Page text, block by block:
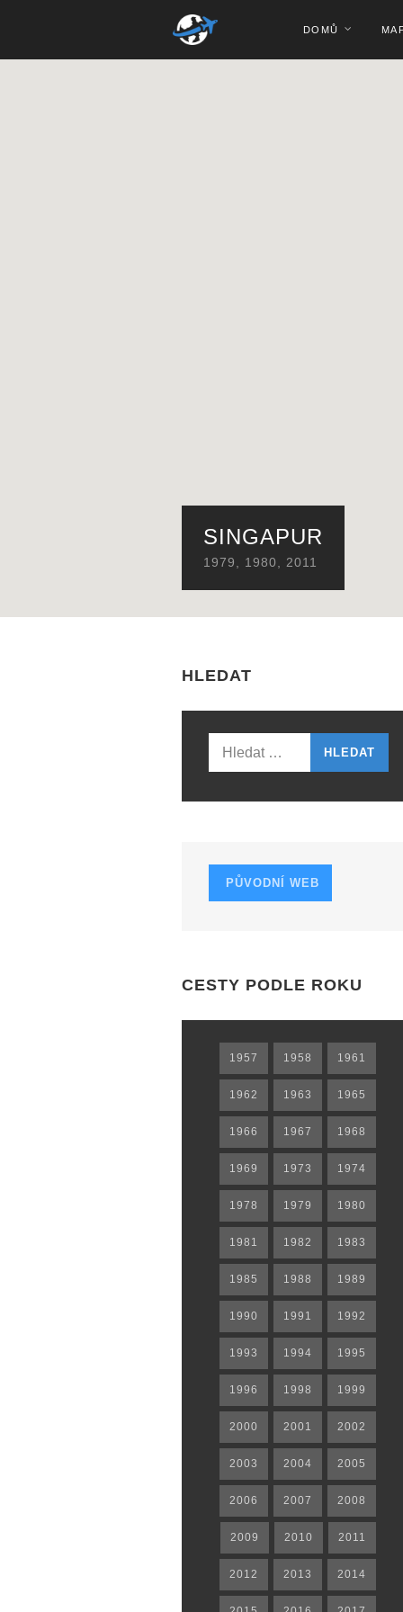
DOMŮ
SINGAPUR
1979, 1980, 2011
HLEDAT
Vyhledávání
PŮVODNÍ WEB
CESTY PODLE ROKU
1957 1958 1961
1962 1963 1965
1966 1967 1968
1969 1973 1974
1978 1979 1980
1981 1982 1983
1985 1988 1989
1990 1991 1992
1993 1994 1995
1996 1998 1999
2000 2001 2002
2003 2004 2005
2006 2007 2008
2009 2010 2011
2012 2013 2014